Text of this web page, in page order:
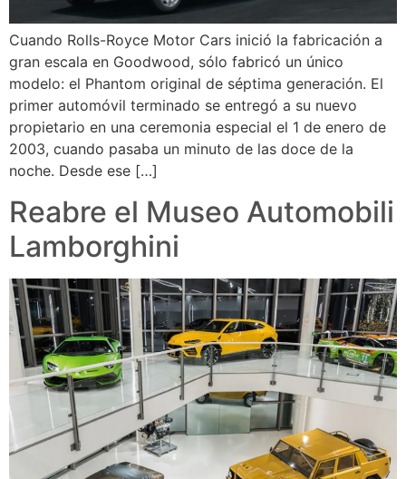
Cuando Rolls-Royce Motor Cars inició la fabricación a
gran escala en Goodwood, sólo fabricó un único
modelo: el Phantom original de séptima generación. El
primer automóvil terminado se entregó a su nuevo
propietario en una ceremonia especial el 1 de enero de
2003, cuando pasaba un minuto de las doce de la
noche. Desde ese […]
Reabre el Museo Automobili
Lamborghini